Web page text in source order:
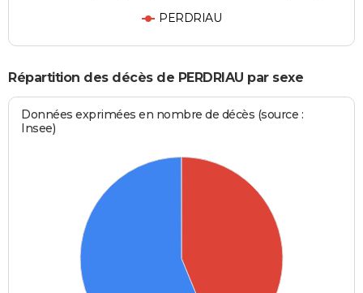
PERDRIAU
Répartition des décès de PERDRIAU par sexe
Données exprimées en nombre de décès (source :
Insee)